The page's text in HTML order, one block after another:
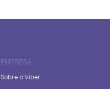
EMPRESA
Sobre o Viber